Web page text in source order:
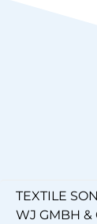
TEXTILE
WJ GMBH &